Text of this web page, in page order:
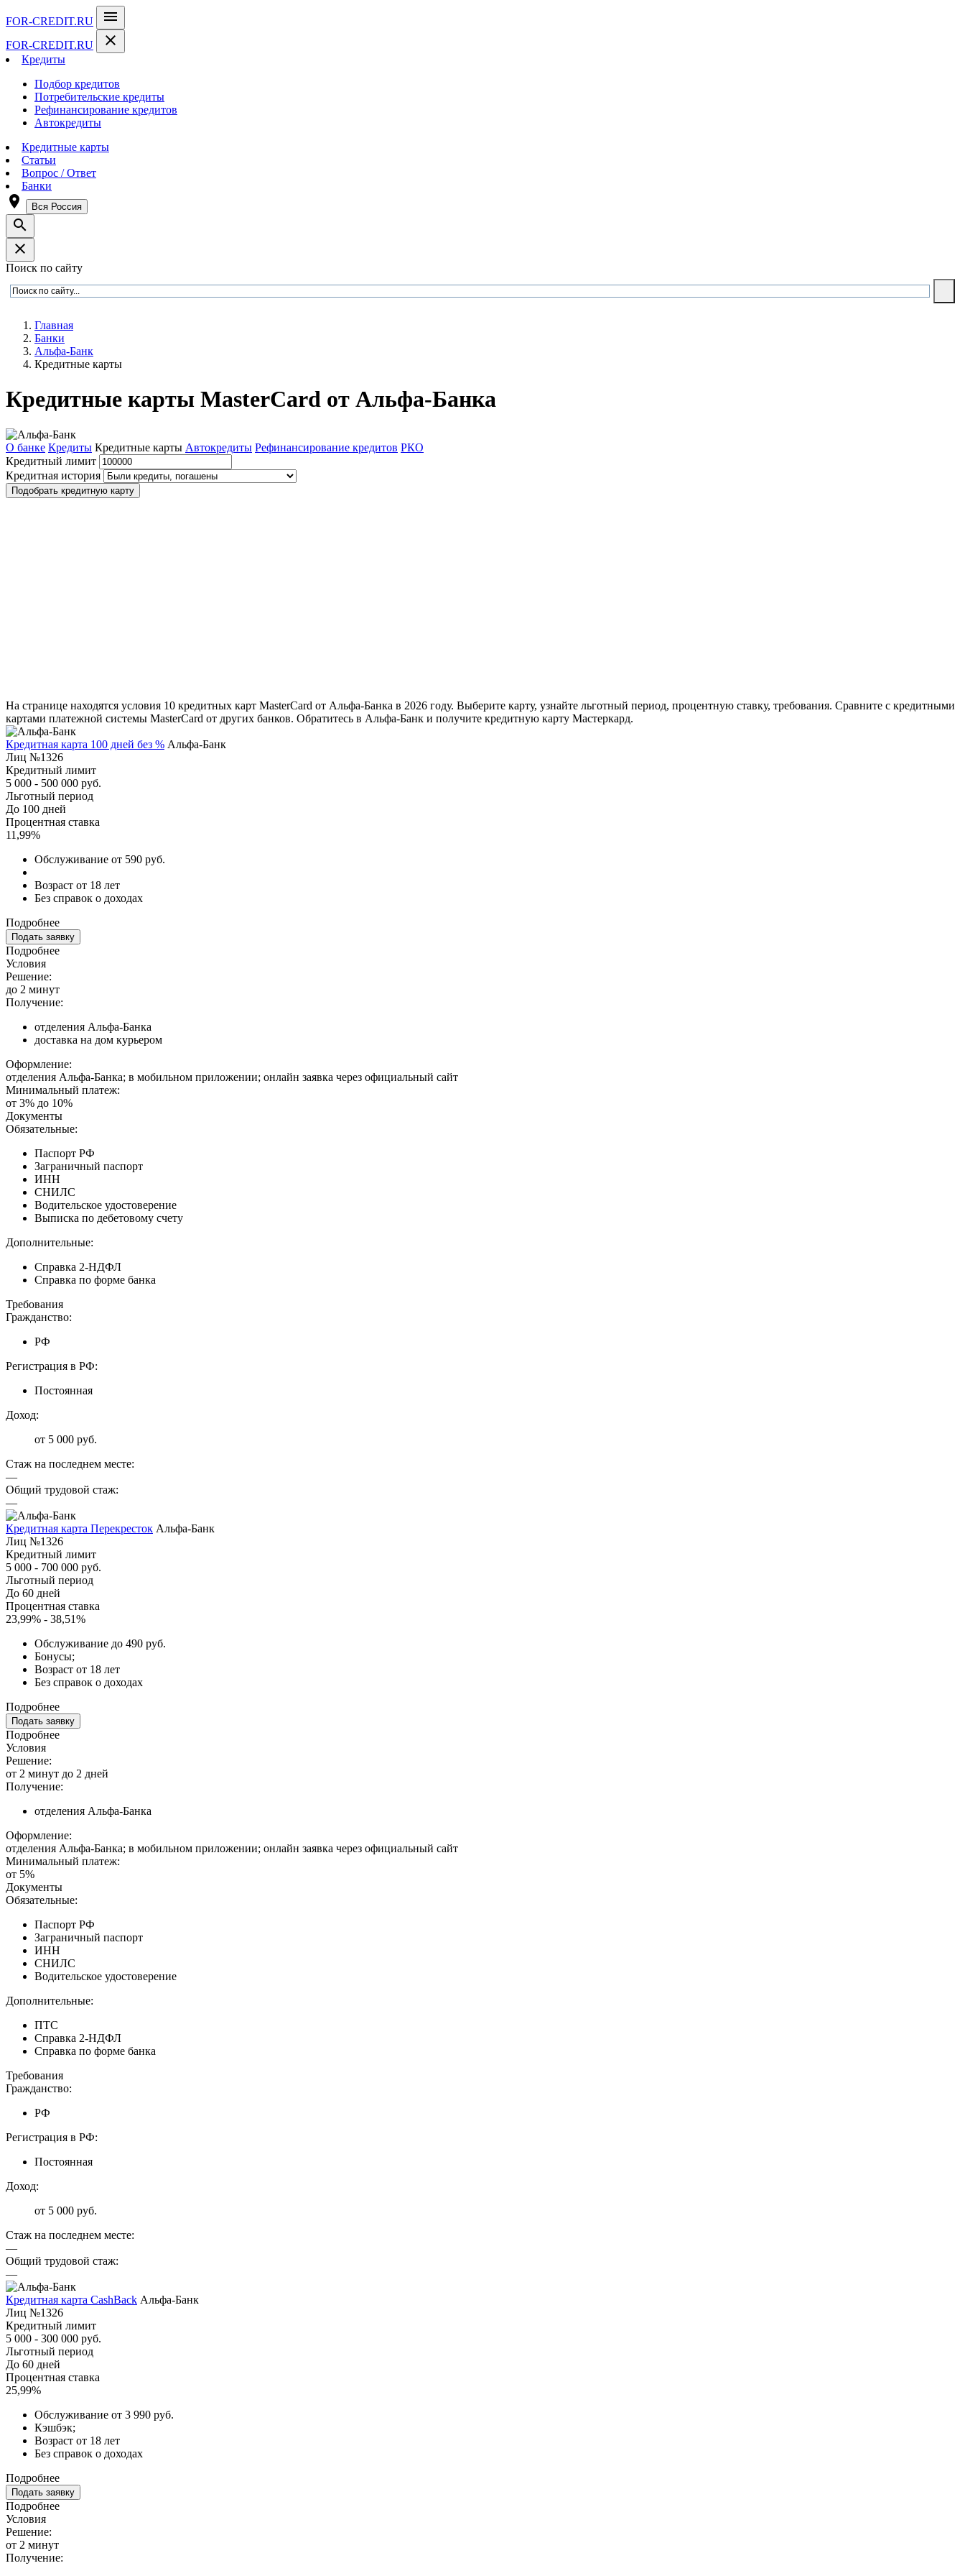
FOR-CREDIT.RU menu
FOR-CREDIT.RU close
Кредиты
Подбор кредитов
Потребительские кредиты
Рефинансирование кредитов
Автокредиты
Кредитные карты
Статьи
Вопрос / Ответ
Банки
room Вся Россия
search
close
Поиск по сайту
Главная
Банки
Альфа-Банк
Кредитные карты
Кредитные карты MasterCard от Альфа-Банка
О банке Кредиты Кредитные карты Автокредиты Рефинансирование кредитов РКО
Кредитный лимит
Кредитная история
Подобрать кредитную карту
На странице находятся условия 10 кредитных карт MasterCard от Альфа-Банка в 2026 году. Выберите карту, узнайте льготный период, процентную ставку, требования. Сравните с кредитными
картами платежной системы MasterCard от других банков. Обратитесь в Альфа-Банк и получите кредитную карту Мастеркард.
Кредитная карта 100 дней без % Альфа-Банк
Лиц №1326
Кредитный лимит
5 000 - 500 000 руб.
Льготный период
До 100 дней
Процентная ставка
11,99%
Обслуживание от 590 руб.
Возраст от 18 лет
Без справок о доходах
Подробнее
Подать заявку
Подробнее
Условия
Решение:
до 2 минут
Получение:
отделения Альфа-Банка
доставка на дом курьером
Оформление:
отделения Альфа-Банка; в мобильном приложении; онлайн заявка через официальный сайт
Минимальный платеж:
от 3% до 10%
Документы
Обязательные:
Паспорт РФ
Заграничный паспорт
ИНН
СНИЛС
Водительское удостоверение
Выписка по дебетовому счету
Дополнительные:
Справка 2-НДФЛ
Справка по форме банка
Требования
Гражданство:
РФ
Регистрация в РФ:
Постоянная
Доход:
от 5 000 руб.
Стаж на последнем месте:
—
Общий трудовой стаж:
—
Кредитная карта Перекресток Альфа-Банк
Лиц №1326
Кредитный лимит
5 000 - 700 000 руб.
Льготный период
До 60 дней
Процентная ставка
23,99% - 38,51%
Обслуживание до 490 руб.
Бонусы;
Возраст от 18 лет
Без справок о доходах
Подробнее
Подать заявку
Подробнее
Условия
Решение:
от 2 минут до 2 дней
Получение:
отделения Альфа-Банка
Оформление:
отделения Альфа-Банка; в мобильном приложении; онлайн заявка через официальный сайт
Минимальный платеж:
от 5%
Документы
Обязательные:
Паспорт РФ
Заграничный паспорт
ИНН
СНИЛС
Водительское удостоверение
Дополнительные:
ПТС
Справка 2-НДФЛ
Справка по форме банка
Требования
Гражданство:
РФ
Регистрация в РФ:
Постоянная
Доход:
от 5 000 руб.
Стаж на последнем месте:
—
Общий трудовой стаж:
—
Кредитная карта CashBack Альфа-Банк
Лиц №1326
Кредитный лимит
5 000 - 300 000 руб.
Льготный период
До 60 дней
Процентная ставка
25,99%
Обслуживание от 3 990 руб.
Кэшбэк;
Возраст от 18 лет
Без справок о доходах
Подробнее
Подать заявку
Подробнее
Условия
Решение:
от 2 минут
Получение: